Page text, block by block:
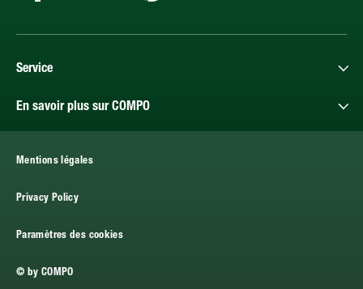
Service
En savoir plus sur COMPO
Mentions légales
Privacy Policy
Paramètres des cookies
© by COMPO